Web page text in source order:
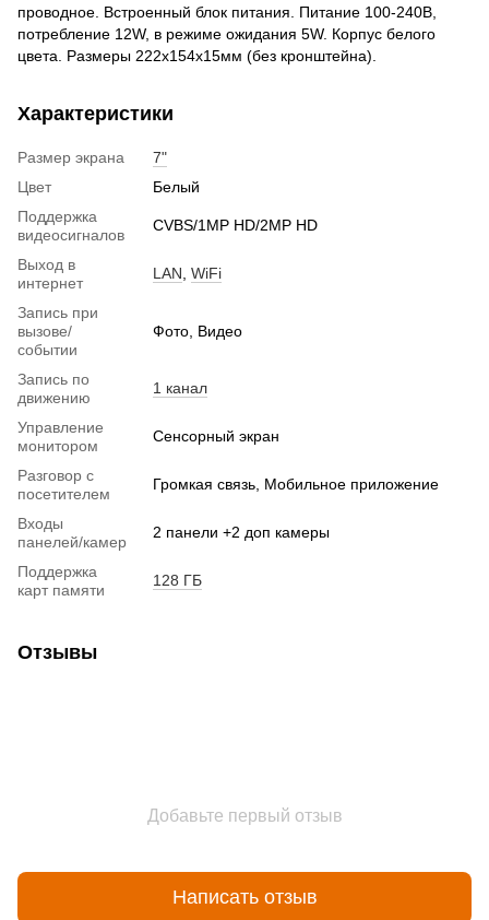
проводное. Встроенный блок питания. Питание 100-240В,
потребление 12W, в режиме ожидания 5W. Корпус белого
цвета. Размеры 222х154х15мм (без кронштейна).
Характеристики
Размер экрана
7"
Цвет
Белый
Поддержка
видеосигналов
CVBS/1MP HD/2MP HD
Выход в
интернет
LAN WiFi
Запись при
вызове/
событии
Фото, Видео
Запись по
движению
1 канал
Управление
монитором
Сенсорный экран
Разговор с
посетителем
Громкая связь, Мобильное приложение
Входы
панелей/камер
2 панели +2 доп камеры
Поддержка
карт памяти
128 ГБ
Отзывы
Добавьте первый отзыв
Написать отзыв